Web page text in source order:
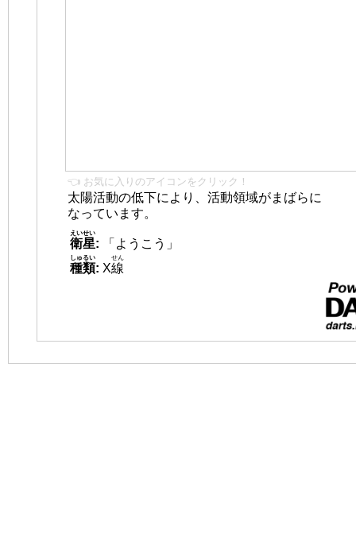
👈 お気に入りのアイコンをクリック！
太陽活動の低下により、活動領域がまばらに
なっています。
衛星
えいせい
:
「ようこう」
種類
しゅるい
: X線
せん